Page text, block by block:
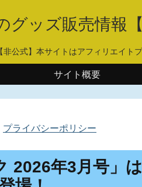
グッズ販売情報【
公式】本サイトはアフィリエイト
サイト概要
プライバシーポリシー
2026年3月号」